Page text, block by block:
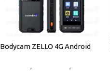
Bodycam ZELLO 4G Android
,
,